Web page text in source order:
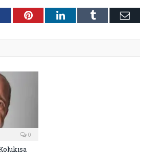
PinterestLinkedInTumblr E-
0